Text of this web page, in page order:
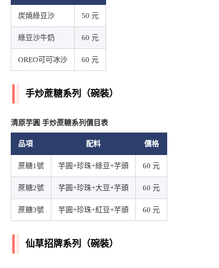
炭燒綠豆沙 50 元
綠豆沙牛奶 60 元
OREO可可冰沙 60 元
手炒蔗糖系列（碗裝）
清原芋圓 手炒蔗糖系列價目表
品項 配料 價格
蔗糖1號 芋圓+珍珠+綠豆+芋頭 60 元
蔗糖2號 芋圓+珍珠+大豆+芋頭 60 元
蔗糖3號 芋圓+珍珠+紅豆+芋頭 60 元
仙草招牌系列（碗裝）